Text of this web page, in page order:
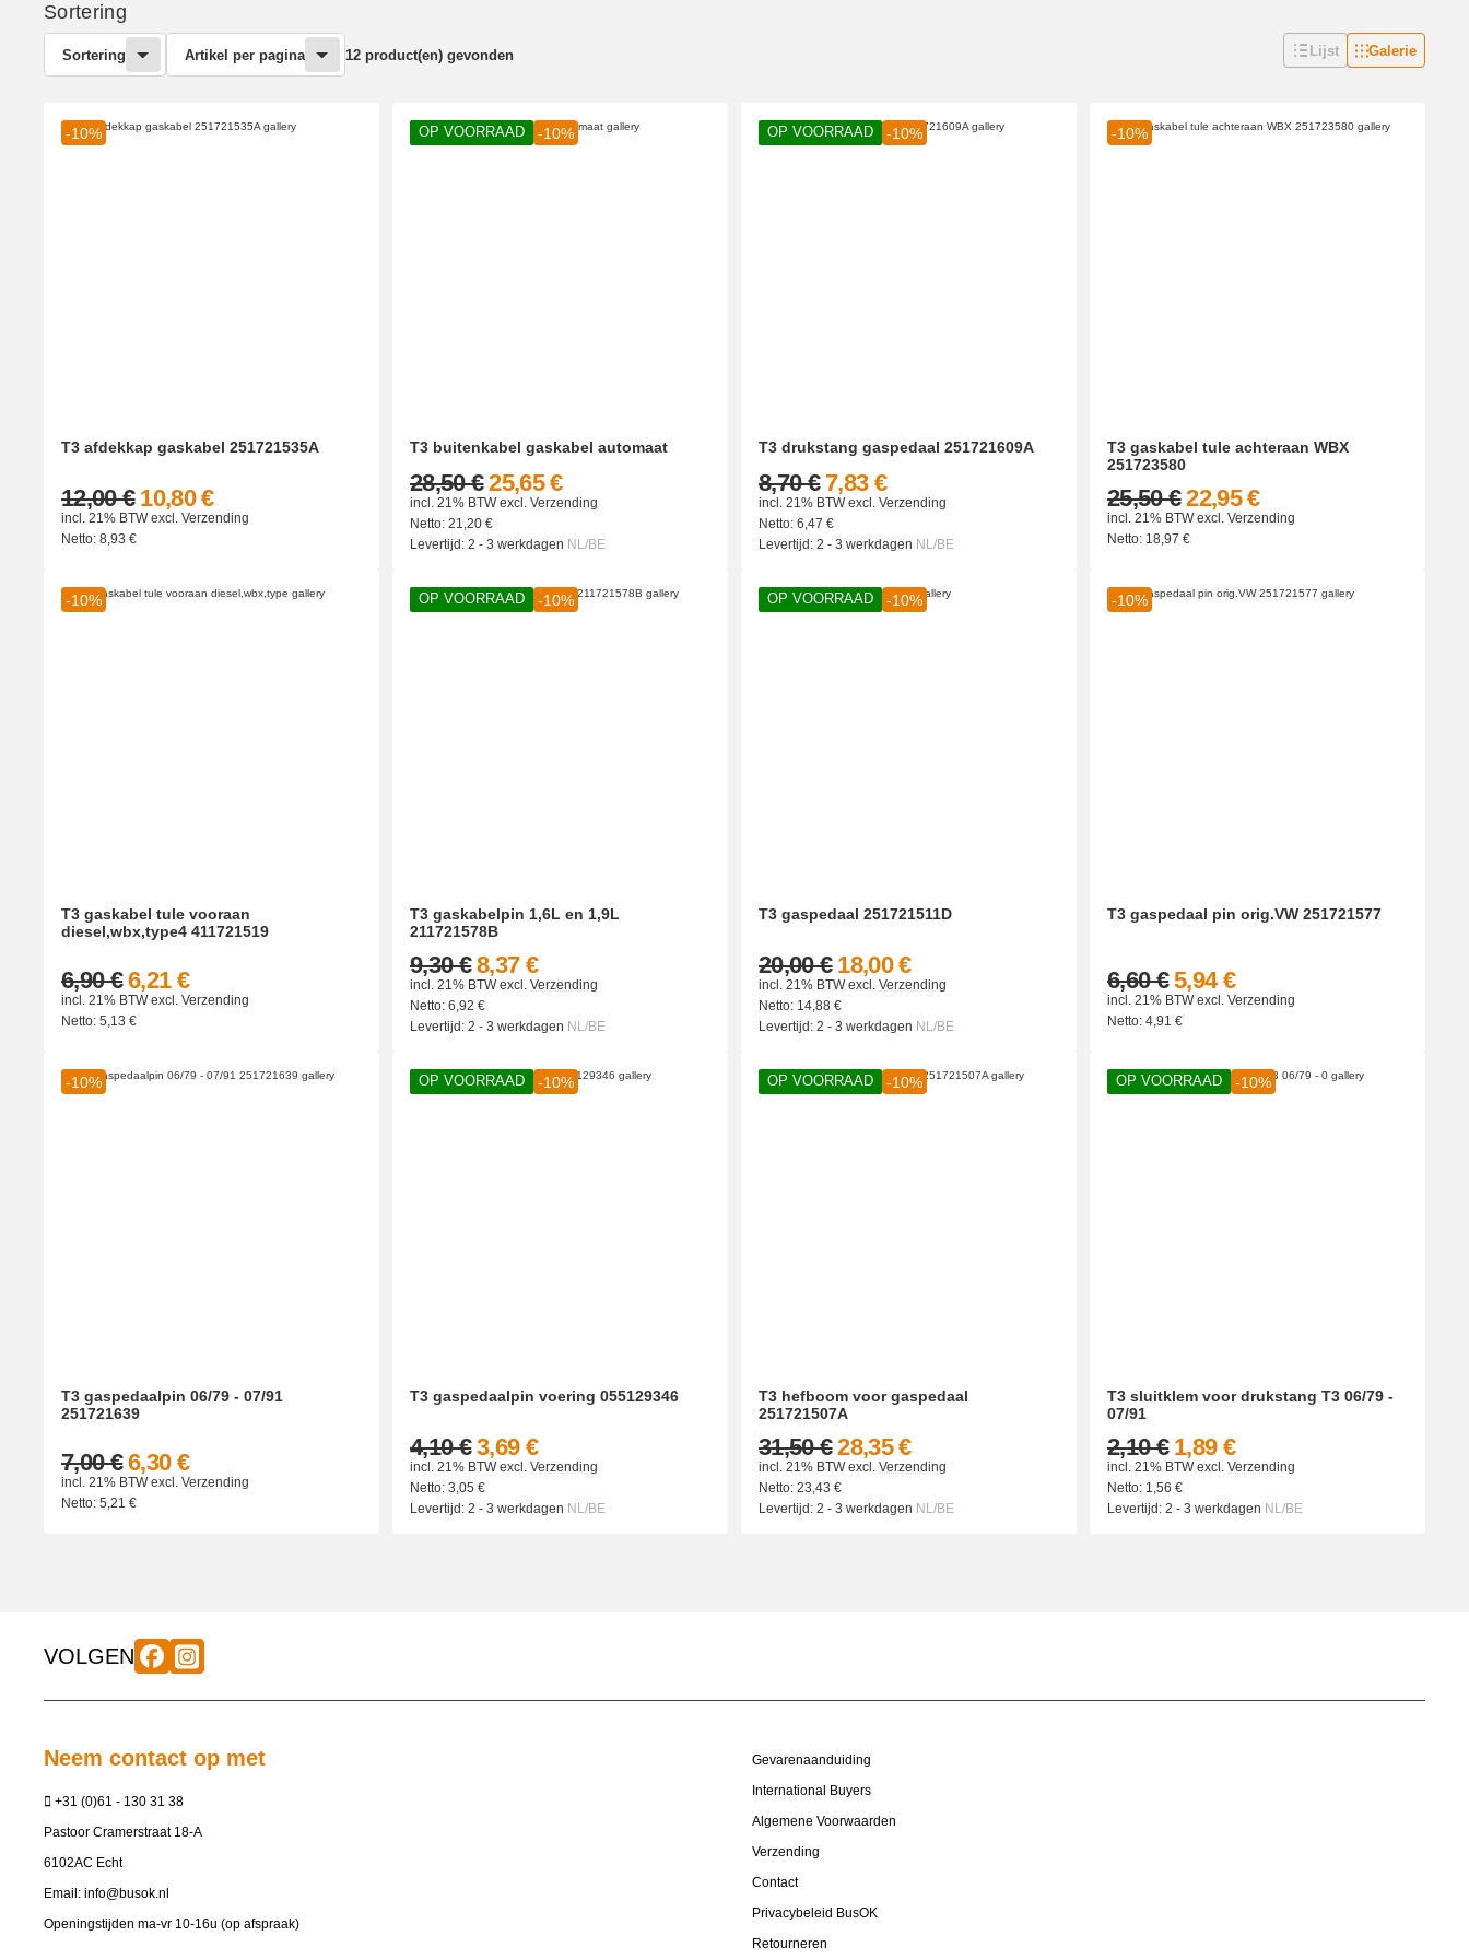
Sortering
Sortering Artikel per pagina 12 product(en) gevonden Lijst Galerie
-10%
T3 afdekkap gaskabel 251721535A
10,80 €
12,00 €
incl. 21% BTWexcl. Verzending
Netto: 8,93 €
OP VOORRAAD -10%
T3 buitenkabel gaskabel automaat
25,65 €
28,50 €
incl. 21% BTWexcl. Verzending
Netto: 21,20 €
Levertijd: 2 - 3 werkdagen NL/BE
OP VOORRAAD -10%
T3 drukstang gaspedaal 251721609A
7,83 €
8,70 €
incl. 21% BTWexcl. Verzending
Netto: 6,47 €
Levertijd: 2 - 3 werkdagen NL/BE
-10%
T3 gaskabel tule achteraan WBX
251723580
22,95 €
25,50 €
incl. 21% BTWexcl. Verzending
Netto: 18,97 €
-10%
T3 gaskabel tule vooraan
diesel,wbx,type4 411721519
6,21 €
6,90 €
incl. 21% BTWexcl. Verzending
Netto: 5,13 €
OP VOORRAAD -10%
T3 gaskabelpin 1,6L en 1,9L
211721578B
8,37 €
9,30 €
incl. 21% BTWexcl. Verzending
Netto: 6,92 €
Levertijd: 2 - 3 werkdagen NL/BE
OP VOORRAAD -10%
T3 gaspedaal 251721511D
18,00 €
20,00 €
incl. 21% BTWexcl. Verzending
Netto: 14,88 €
Levertijd: 2 - 3 werkdagen NL/BE
-10%
T3 gaspedaal pin orig.VW 251721577
5,94 €
6,60 €
incl. 21% BTWexcl. Verzending
Netto: 4,91 €
-10%
T3 gaspedaalpin 06/79 - 07/91
251721639
6,30 €
7,00 €
incl. 21% BTWexcl. Verzending
Netto: 5,21 €
OP VOORRAAD -10%
T3 gaspedaalpin voering 055129346
3,69 €
4,10 €
incl. 21% BTWexcl. Verzending
Netto: 3,05 €
Levertijd: 2 - 3 werkdagen NL/BE
OP VOORRAAD -10%
T3 hefboom voor gaspedaal
251721507A
28,35 €
31,50 €
incl. 21% BTWexcl. Verzending
Netto: 23,43 €
Levertijd: 2 - 3 werkdagen NL/BE
OP VOORRAAD -10%
T3 sluitklem voor drukstang T3 06/79 -
07/91
1,89 €
2,10 €
incl. 21% BTWexcl. Verzending
Netto: 1,56 €
Levertijd: 2 - 3 werkdagen NL/BE
VOLGEN
Neem contact op met
+31 (0)61 - 130 31 38
Pastoor Cramerstraat 18-A
6102AC Echt
Email: info@busok.nl
Openingstijden ma-vr 10-16u (op afspraak)
Gevarenaanduiding
International Buyers
Algemene Voorwaarden
Verzending
Contact
Privacybeleid BusOK
Retourneren